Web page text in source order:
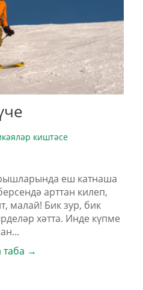
киштәсе
еш катнаша
арттан килеп,
малай! Бик зур, бик
хәтта. Инде күпме
таба →